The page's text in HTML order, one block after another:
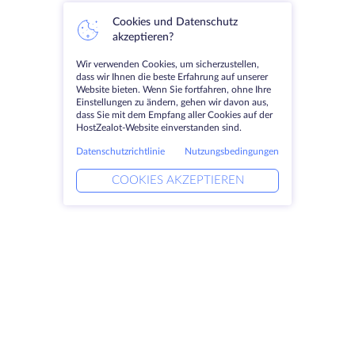
Cookies und Datenschutz
akzeptieren?
Wir verwenden Cookies, um sicherzustellen,
dass wir Ihnen die beste Erfahrung auf unserer
Website bieten. Wenn Sie fortfahren, ohne Ihre
Einstellungen zu ändern, gehen wir davon aus,
dass Sie mit dem Empfang aller Cookies auf der
HostZealot-Website einverstanden sind.
Datenschutzrichtlinie Nutzungsbedingungen
COOKIES AKZEPTIEREN